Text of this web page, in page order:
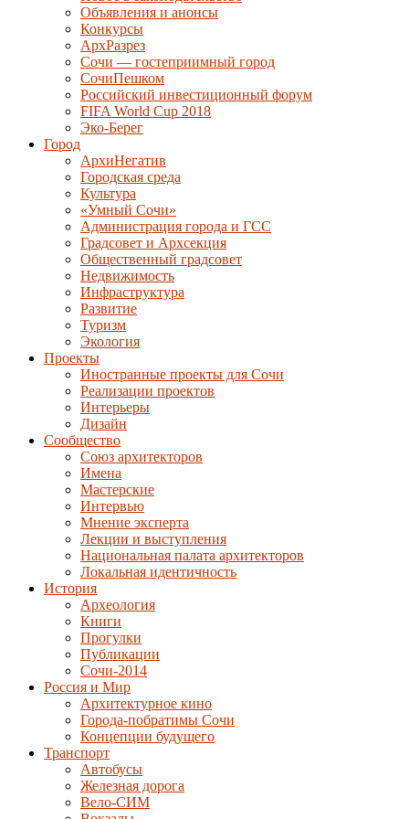
Объявления и анонсы
Конкурсы
АрхРазрез
Сочи — гостеприимный город
СочиПешком
Российский инвестиционный форум
FIFA World Cup 2018
Эко-Берег
Город
АрхиНегатив
Городская среда
Культура
«Умный Сочи»
Администрация города и ГСС
Градсовет и Архсекция
Общественный градсовет
Недвижимость
Инфраструктура
Развитие
Туризм
Экология
Проекты
Иностранные проекты для Сочи
Реализации проектов
Интерьеры
Дизайн
Сообщество
Союз архитекторов
Имена
Мастерские
Интервью
Мнение эксперта
Лекции и выступления
Национальная палата архитекторов
Локальная идентичность
История
Археология
Книги
Прогулки
Публикации
Сочи-2014
Россия и Мир
Архитектурное кино
Города-побратимы Сочи
Концепции будущего
Транспорт
Автобусы
Железная дорога
Вело-СИМ